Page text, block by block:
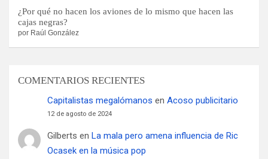
¿Por qué no hacen los aviones de lo mismo que hacen las
cajas negras?
por Raúl González
COMENTARIOS RECIENTES
Capitalistas megalómanos en Acoso publicitario
12 de agosto de 2024
Gilberts en La mala pero amena influencia de Ric
Ocasek en la música pop